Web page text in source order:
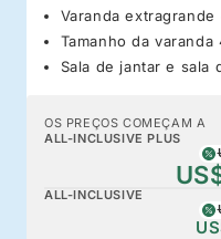
Varanda extragrande
Tamanho da varanda
Sala de jantar e sala
OS PREÇOS COMEÇAM A
ALL-INCLUSIVE PLUS
ALL-INCLUSIVE